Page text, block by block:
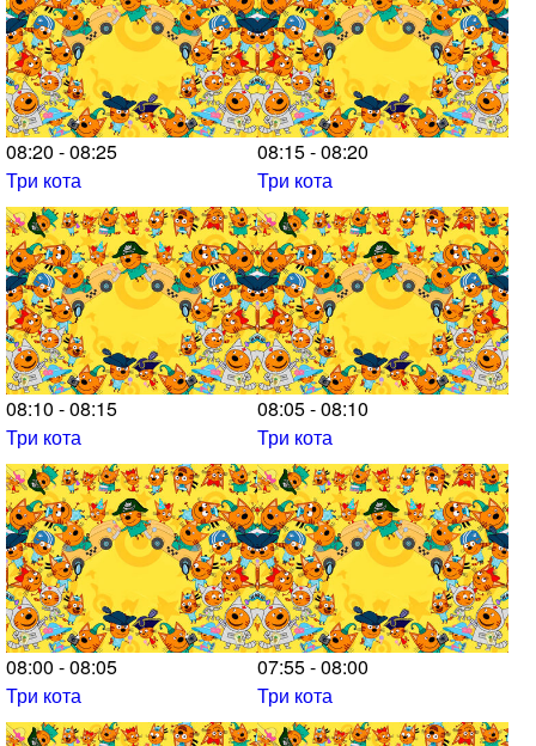
08:20 - 08:25
Три кота
08:15 - 08:20
Три кота
08:10 - 08:15
Три кота
08:05 - 08:10
Три кота
08:00 - 08:05
Три кота
07:55 - 08:00
Три кота